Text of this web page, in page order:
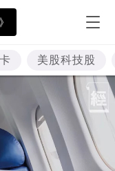
美股科技股